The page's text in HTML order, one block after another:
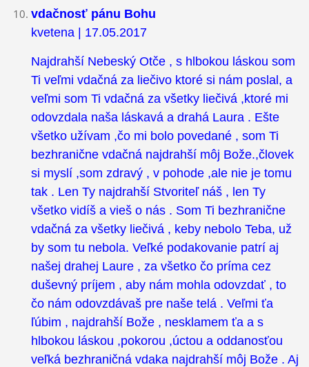
vdačnosť pánu Bohu
kvetena | 17.05.2017
Najdrahší Nebeský Otče , s hlbokou láskou som
Ti veľmi vdačná za liečivo ktoré si nám poslal, a
veľmi som Ti vdačná za všetky liečivá ,ktoré mi
odovzdala naša láskavá a drahá Laura . Ešte
všetko užívam ,čo mi bolo povedané , som Ti
bezhranične vdačná najdrahší môj Bože.,človek
si myslí ,som zdravý , v pohode ,ale nie je tomu
tak . Len Ty najdrahší Stvoriteľ náš , len Ty
všetko vidíš a vieš o nás . Som Ti bezhranične
vdačná za všetky liečivá , keby nebolo Teba, už
by som tu nebola. Veľké podakovanie patrí aj
našej drahej Laure , za všetko čo príma cez
duševný príjem , aby nám mohla odovzdať , to
čo nám odovzdávaš pre naše telá . Veľmi ťa
ľúbim , najdrahší Bože , nesklamem ťa a s
hlbokou láskou ,pokorou ,úctou a oddanosťou
veľká bezhraničná vdaka najdrahší môj Bože . Aj